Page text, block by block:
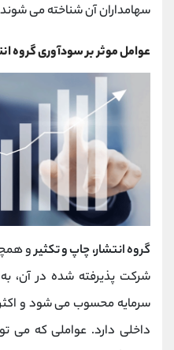
سهامداران آن شناخته می
عوامل موثر بر سودآوری گروه
گروه انتشار، چاپ و تکثیرو
شرکت پذیرفته شده در آن،
سرمایه محسوب می شود و
داخلی دارد. عواملی که می